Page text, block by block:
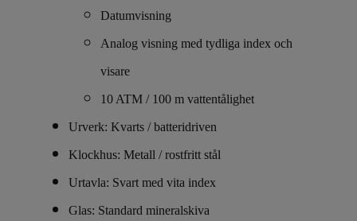
Datumvisning
Analog visning med tydliga index och
visare
10 ATM / 100 m vattentålighet
Urverk: Kvarts / batteridriven
Klockhus: Metall / rostfritt stål
Urtavla: Svart med vita index
Glas: Standard mineralskiva